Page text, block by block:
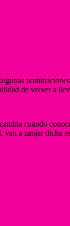
de volver a
cuando
van a zanjar dicha